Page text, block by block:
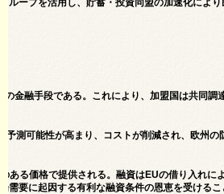
ープを活用し、貯蓄・投資同盟の加速化によ
金融手段である。これにより、加盟国は共同調
測可能性が高まり、コストが削減され、欧州の
ある価格で提供される。融資はEUの借り入れに
要に起因する有利な融資条件の恩恵を受けるこ